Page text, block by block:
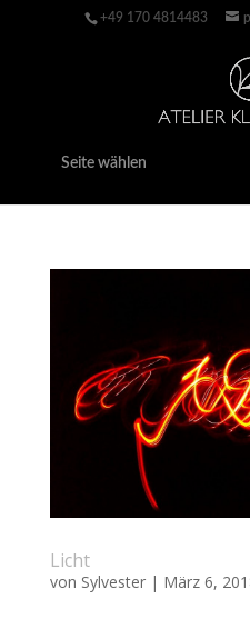
+49 170 4814483‬
Seite wählen
Licht
von Sylvester| März 6,